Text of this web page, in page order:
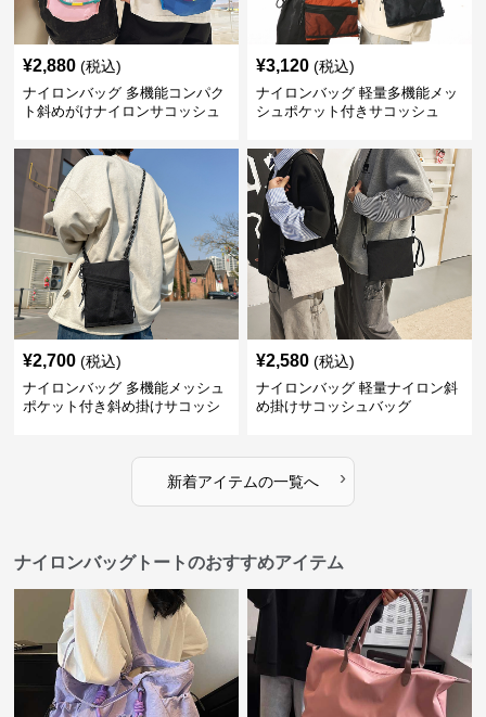
¥2,880 (税込)
ナイロンバッグ 多機能コンパク
ト斜めがけナイロンサコッシュ
¥3,120 (税込)
ナイロンバッグ 軽量多機能メッ
シュポケット付きサコッシュ
¥2,700 (税込)
ナイロンバッグ 多機能メッシュ
ポケット付き斜め掛けサコッシ
¥2,580 (税込)
ナイロンバッグ 軽量ナイロン斜
め掛けサコッシュバッグ
新着アイテムの一覧へ ›
ナイロンバッグトートのおすすめアイテム